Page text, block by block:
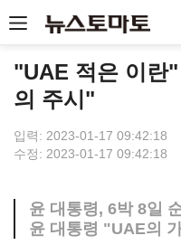
"UAE 적은 이란
의 주시"
입력: 2023-01-17 09:42:18
수정: 2023-01-17 09:42:18
윤 대통령, 6박 8일
윤 대통령 "UAE의